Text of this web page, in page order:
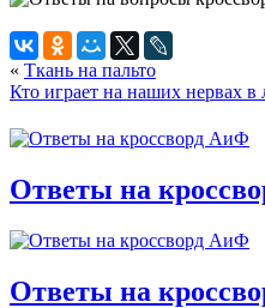
« Ткань на пальто
Кто играет на наших нервах в
Ответы на
Ответы на